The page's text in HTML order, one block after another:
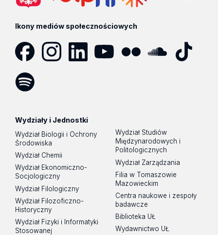
Ikony mediów społecznościowych
Wydziały i Jednostki
Wydział Biologii i Ochrony
Środowiska
Wydział Chemii
Wydział Ekonomiczno-
Socjologiczny
Wydział Filologiczny
Wydział Filozoficzno-
Historyczny
Wydział Fizyki i Informatyki
Stosowanej
Wydział Studiów
Międzynarodowych i
Politologicznych
Wydział Zarządzania
Filia w Tomaszowie
Mazowieckim
Centra naukowe i zespoły
badawcze
Biblioteka UŁ
Wydawnictwo UŁ